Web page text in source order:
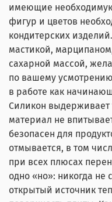
имеющие необходимую
фигур и цветов
кондитерских
мастикой,
сахарной массой,
по вашему
в работе как
Силикон выдерживает
материал не
безопасен для
отмывается, в том
при всех плюсах
одно «но»: никогда
открытый источник